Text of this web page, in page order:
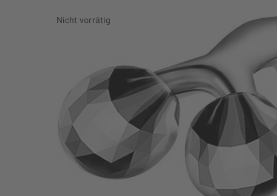
Nicht vorrätig